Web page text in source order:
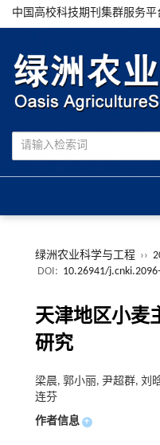
中国高校科技期刊集群服务平
绿洲农业科学与工程 ››
DOI: 10.26941/
天津地区小麦
研究
梁晨, 郭小丽, 尹超群, 刘
连芬
作者信息 +